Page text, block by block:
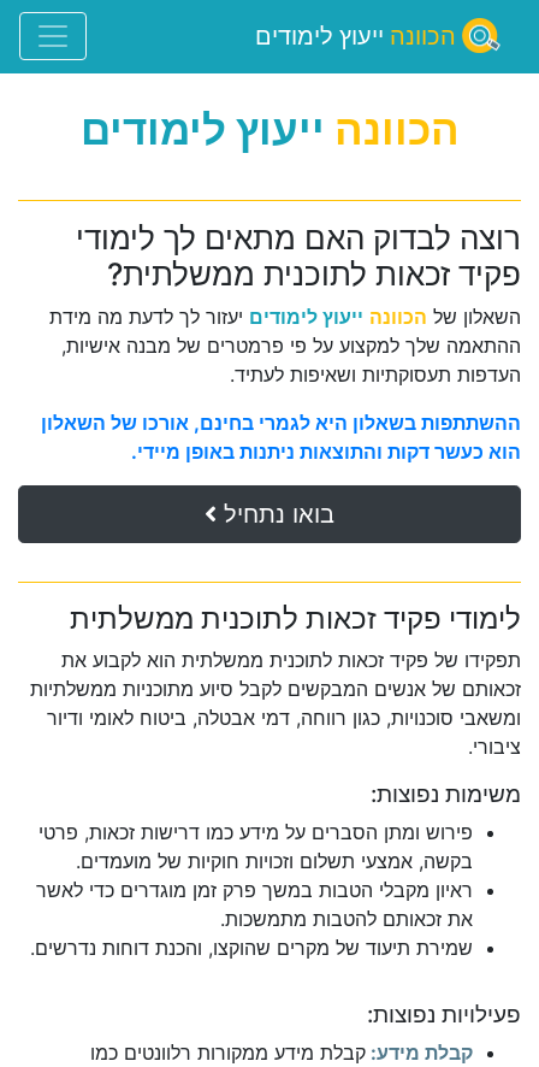
הכוונה ייעוץ לימודים
הכוונה ייעוץ לימודים
רוצה לבדוק האם מתאים לך לימודי
פקיד זכאות לתוכנית ממשלתית?
השאלון של הכוונה ייעוץ לימודים יעזור לך לדעת מה מידת
ההתאמה שלך למקצוע על פי פרמטרים של מבנה אישיות,
העדפות תעסוקתיות ושאיפות לעתיד.
ההשתתפות בשאלון היא לגמרי בחינם, אורכו של השאלון
הוא כעשר דקות והתוצאות ניתנות באופן מיידי.
בואו נתחיל
לימודי פקיד זכאות לתוכנית ממשלתית
תפקידו של פקיד זכאות לתוכנית ממשלתית הוא לקבוע את
זכאותם של אנשים המבקשים לקבל סיוע מתוכניות ממשלתיות
ומשאבי סוכנויות, כגון רווחה, דמי אבטלה, ביטוח לאומי ודיור
ציבורי.
משימות נפוצות:
פירוש ומתן הסברים על מידע כמו דרישות זכאות, פרטי
בקשה, אמצעי תשלום וזכויות חוקיות של מועמדים.
ראיון מקבלי הטבות במשך פרק זמן מוגדרים כדי לאשר
את זכאותם להטבות מתמשכות.
שמירת תיעוד של מקרים שהוקצו, והכנת דוחות נדרשים.
פעילויות נפוצות:
קבלת מידע: קבלת מידע ממקורות רלוונטים כמו